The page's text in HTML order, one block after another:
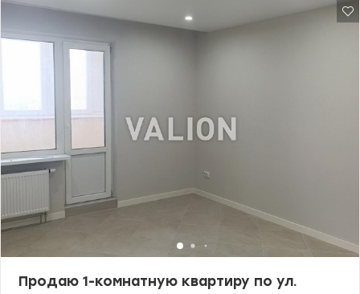
Продаю 1-комнатную квартиру по ул.